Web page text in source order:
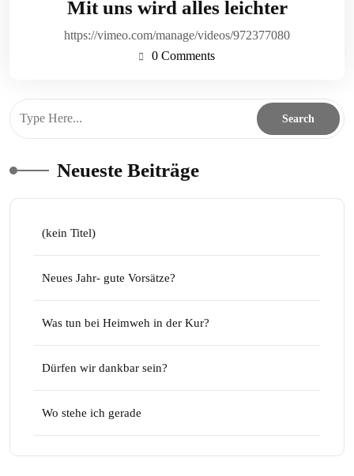
2024
Mit uns wird alles leichter
https://vimeo.com/manage/videos/972377080
0 Comments
Neueste Beiträge
(kein Titel)
Neues Jahr- gute Vorsätze?
Was tun bei Heimweh in der Kur?
Dürfen wir dankbar sein?
Wo stehe ich gerade